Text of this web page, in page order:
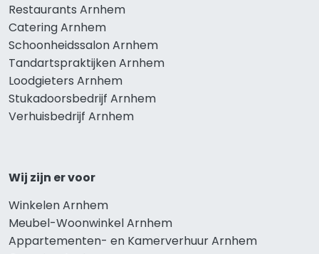
Restaurants Arnhem
Catering Arnhem
Schoonheidssalon Arnhem
Tandartspraktijken Arnhem
Loodgieters Arnhem
Stukadoorsbedrijf Arnhem
Verhuisbedrijf Arnhem
Wij zijn er voor
Winkelen Arnhem
Meubel-Woonwinkel Arnhem
Appartementen- en Kamerverhuur Arnhem